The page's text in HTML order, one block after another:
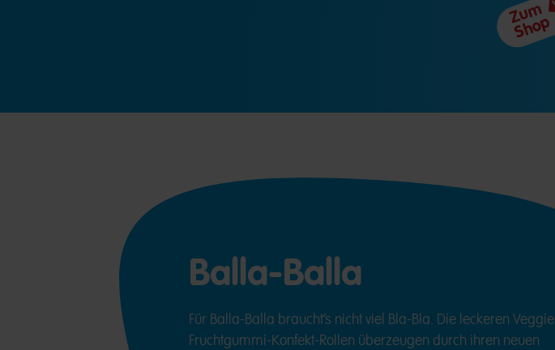
Zum
Shop
Balla-Balla
Für Balla-Balla braucht’s nicht viel Bla-Bla. Die leckeren Veggie
Fruchtgummi-Konfekt-Rollen überzeugen durch ihren neuen